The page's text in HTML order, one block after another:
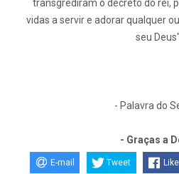
transgrediram o decreto do rei,
vidas a servir e adorar qualquer
seu Deus".
- Palavra do
- Graças a
E-mail Tweet Like